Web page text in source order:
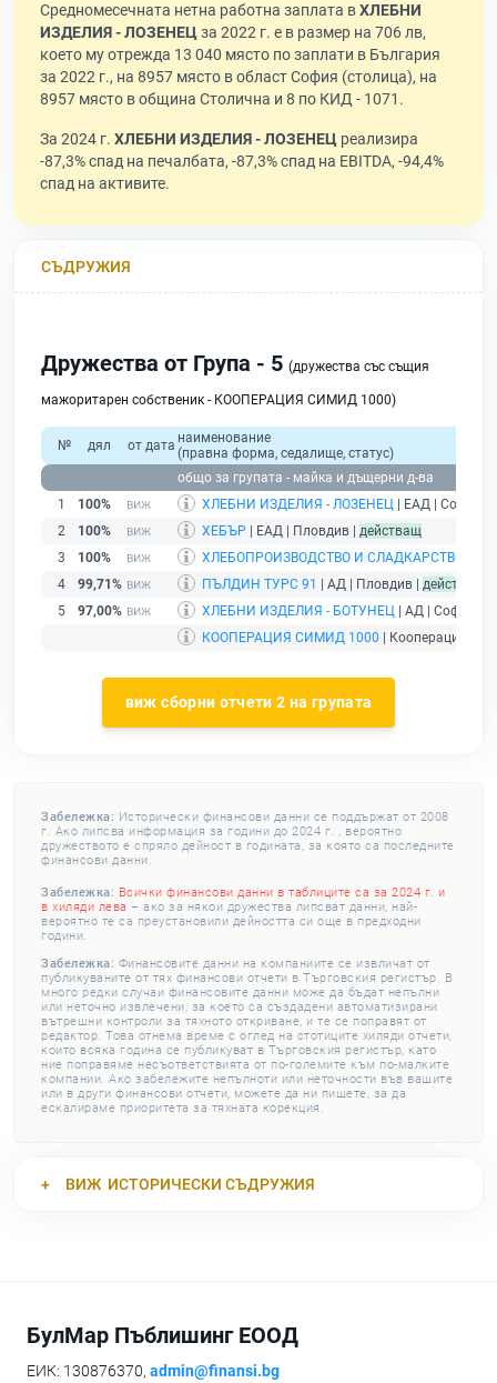
Средномесечната нетна работна заплата вХЛЕБНИ
ИЗДЕЛИЯ - ЛОЗЕНЕЦза 2022 г. е в размер на 706 лв,
което му отрежда 13 040 място по заплати в България
за 2022 г., на 8957 място в област София (столица), на
8957 място в община Столична и 8 по КИД - 1071.
За 2024 г. ХЛЕБНИ ИЗДЕЛИЯ - ЛОЗЕНЕЦ реализира
-87,3% спад на печалбата, -87,3% спад на EBITDA, -94,4%
спад на активите.
СЪДРУЖИЯ
Дружества от Група - 5 (дружества със същия
мажоритарен собственик - КООПЕРАЦИЯ СИМИД 1000)
№ дял от дата наименование
(правна форма, седалище, статус)
общо за групата - майка и дъщерни д-ва
1
100% ХЛЕБНИ ИЗДЕЛИЯ - ЛОЗЕНЕЦ | ЕАД | София |
2
100% ХЕБЪР | ЕАД | Пловдив | действащ
3
100%
ХЛЕБОПРОИЗВОДСТВО И СЛАДКАРСТВО -
4
99,71% ПЪЛДИН ТУРС 91 | АД | Пловдив | действащ
5
97,00% ХЛЕБНИ ИЗДЕЛИЯ - БОТУНЕЦ | АД | София |
КООПЕРАЦИЯ СИМИД 1000 | Кооперация |
виж сборни отчети 2 на групата
Забележка: Исторически финансови данни се поддържат от 2008
г. Ако липсва информация за години до 2024 г. , вероятно
дружеството е спряло дейност в годината, за която са последните
финансови данни.
Забележка: Всички финансови данни в таблиците са за 2024 г. и
в хиляди лева – ако за някои дружества липсват данни, най-
вероятно те са преустановили дейността си още в предходни
години.
Забележка: Финансовите данни на компаниите се извличат от
публикуваните от тях финансови отчети в Търговския регистър. В
много редки случаи финансовите данни може да бъдат непълни
или неточно извлечени, за което са създадени автоматизирани
вътрешни контроли за тяхното откриване, и те се поправят от
редактор. Това отнема време с оглед на стотиците хиляди отчети,
които всяка година се публикуват в Търговския регистър, като
ние поправяме несъответствията от по-големите към по-малките
компании. Ако забележите непълноти или неточности във вашите
или в други финансови отчети, можете да ни пишете, за да
ескалираме приоритета за тяхната корекция.
ВИЖ ИСТОРИЧЕСКИ СЪДРУЖИЯ
БулМар Пъблишинг ЕООД
ЕИК: 130876370, admin@finansi.bg